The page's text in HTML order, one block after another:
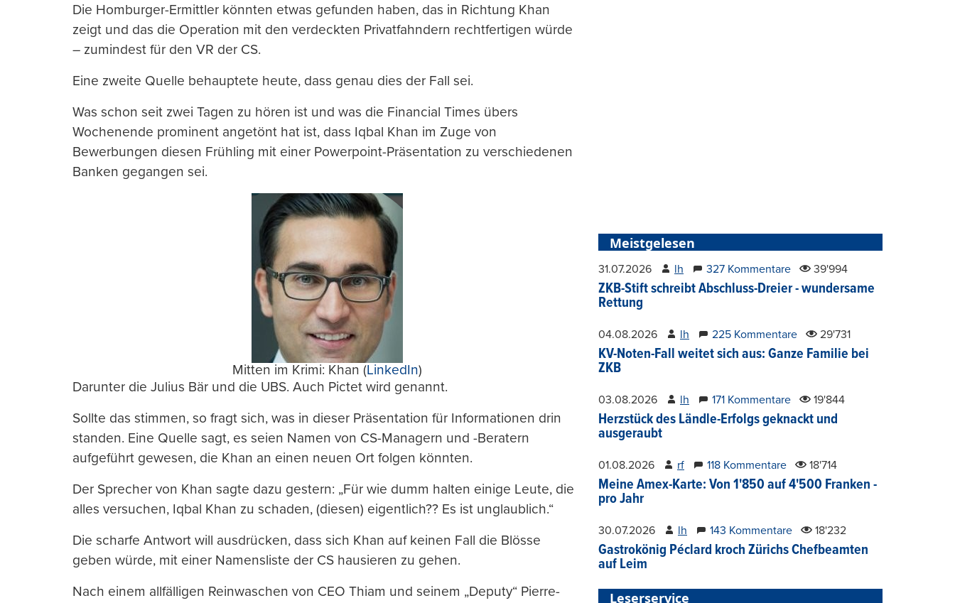
Die Homburger-Ermittler könnten etwas gefunden haben, das in Richtung Khan
zeigt und das die Operation mit den verdeckten Privatfahndern rechtfertigen würde
– zumindest für den VR der CS.
Eine zweite Quelle behauptete heute, dass genau dies der Fall sei.
Was schon seit zwei Tagen zu hören ist und was die Financial Times übers
Wochenende prominent angetönt hat ist, dass Iqbal Khan im Zuge von
Bewerbungen diesen Frühling mit einer Powerpoint-Präsentation zu verschiedenen
Banken gegangen sei.
Mitten im Krimi: Khan (LinkedIn)
Darunter die Julius Bär und die UBS. Auch Pictet wird genannt.
Sollte das stimmen, so fragt sich, was in dieser Präsentation für Informationen drin
standen. Eine Quelle sagt, es seien Namen von CS-Managern und -Beratern
aufgeführt gewesen, die Khan an einen neuen Ort folgen könnten.
Der Sprecher von Khan sagte dazu gestern: „Für wie dumm halten einige Leute, die
alles versuchen, Iqbal Khan zu schaden, (diesen) eigentlich?? Es ist unglaublich.“
Die scharfe Antwort will ausdrücken, dass sich Khan auf keinen Fall die Blösse
geben würde, mit einer Namensliste der CS hausieren zu gehen.
Nach einem allfälligen Reinwaschen von CEO Thiam und seinem „Deputy“ Pierre-
Meistgelesen
31.07.2026 lh 327 Kommentare 39'994
ZKB-Stift schreibt Abschluss-Dreier - wundersame
Rettung
04.08.2026 lh 225 Kommentare 29'731
KV-Noten-Fall weitet sich aus: Ganze Familie bei
ZKB
03.08.2026 lh 171 Kommentare 19'844
Herzstück des Ländle-Erfolgs geknackt und
ausgeraubt
01.08.2026 rf 118 Kommentare 18'714
Meine Amex-Karte: Von 1'850 auf 4'500 Franken -
pro Jahr
30.07.2026 lh 143 Kommentare 18'232
Gastrokönig Péclard kroch Zürichs Chefbeamten
auf Leim
Leserservice